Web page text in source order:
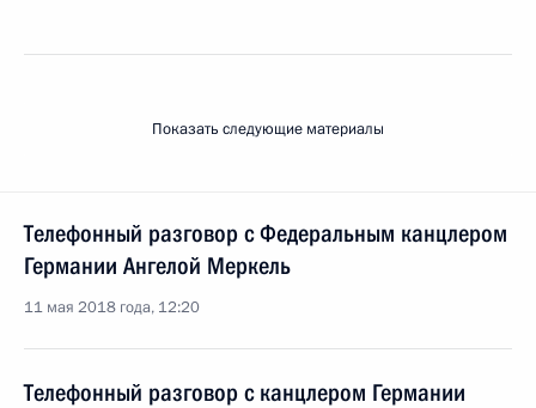
Показать следующие материалы
Телефонный разговор с Федеральным канцлером
Германии Ангелой Меркель
11 мая 2018 года, 12:20
Телефонный разговор с канцлером Германии